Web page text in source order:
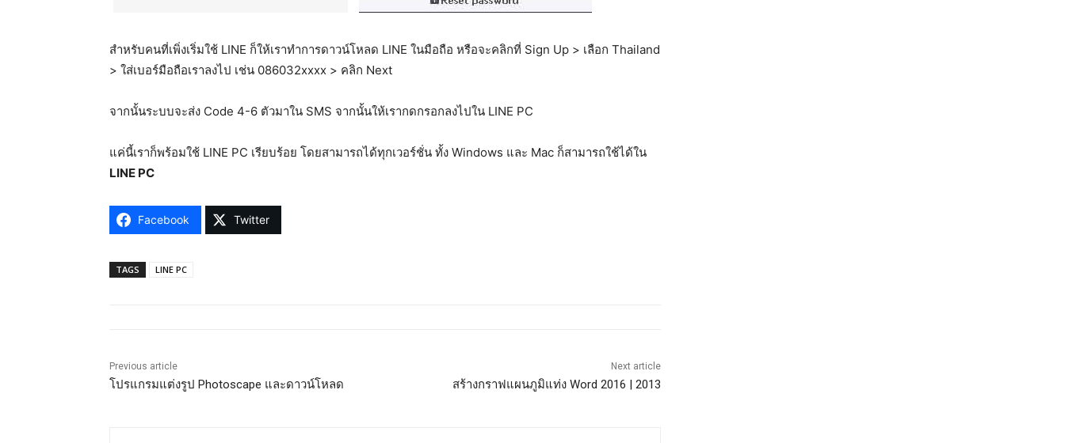
สำหรับคนที่เพิ่งเริ่มใช้ LINE ก็ให้เราทำการดาวน์โหลด LINE ในมือถือ หรือจะคลิกที่ Sign Up > เลือก Thailand
> ใส่เบอร์มือถือเราลงไป เช่น 086032xxxx > คลิก Next
จากนั้นระบบจะส่ง Code 4-6 ตัวมาใน SMS จากนั้นให้เรากดกรอกลงไปใน LINE PC
แค่นี้เราก็พร้อมใช้ LINE PC เรียบร้อย โดยสามารถได้ทุกเวอร์ชั่น ทั้ง Windows และ Mac ก็สามารถใช้ได้ใน
LINE PC
Facebook Twitter
TAGS LINE PC
Previous article
โปรแกรมแต่งรูป Photoscape และดาวน์โหลด
Next article
สร้างกราฟแผนภูมิแท่ง Word 2016 | 2013